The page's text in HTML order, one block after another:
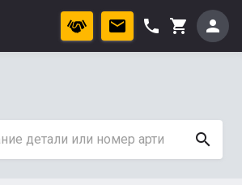
phone shopping_cart person
search